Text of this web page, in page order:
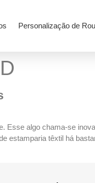
Personalização de
Esse algo chama-se
estamparia têxtil há